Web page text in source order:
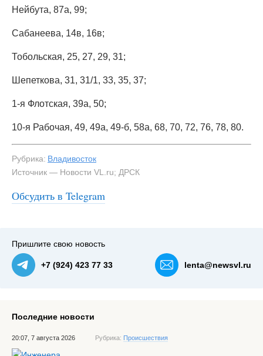
Нейбута, 87а, 99;
Сабанеева, 14в, 16в;
Тобольская, 25, 27, 29, 31;
Шепеткова, 31, 31/1, 33, 35, 37;
1-я Флотская, 39а, 50;
10-я Рабочая, 49, 49а, 49-б, 58а, 68, 70, 72, 76, 78, 80.
Рубрика: Владивосток
Источник — Новости VL.ru; ДРСК
Обсудить в Telegram
Пришлите свою новость
+7 (924) 423 77 33 lenta@newsvl.ru
Последние новости
20:07, 7 августа 2026 Рубрика: Происшествия